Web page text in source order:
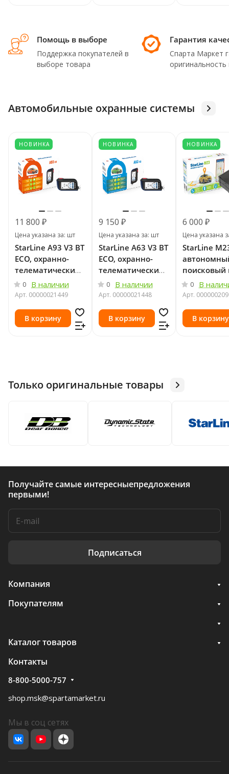
Помощь в выборе
Поддержка покупателей в
выборе товара
Гарантия
Спарта Маркет
оригинальность
Автомобильные охранные системы
НОВИНКА
11 800 ₽
Цена указана за: шт
StarLine A93 V3 BT
ECO, охранно-
телематический
комплекс
0 В наличии
Арт. 00000021449
В корзину
НОВИНКА
9 150 ₽
Цена указана за: шт
StarLine A63 V3 BT
ECO, охранно-
телематический
комплекс
0 В наличии
Арт. 00000021448
В корзину
НОВИНКА
6 000 ₽
Цена указана
StarLine
поисковый
0 В
Арт.
В корзину
Только оригинальные товары
Получайте самые интересныепредложения
первыми!
Подписаться
Компания
Покупателям
Каталог товаров
Контакты
8-800-5000-757
shop.msk@spartamarket.ru
Мы в соц сетях